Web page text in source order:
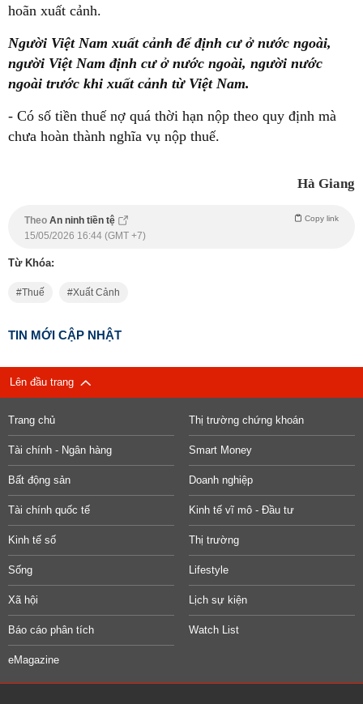
hoãn xuất cảnh.
Người Việt Nam xuất cảnh để định cư ở nước ngoài,
người Việt Nam định cư ở nước ngoài, người nước
ngoài trước khi xuất cảnh từ Việt Nam.
- Có số tiền thuế nợ quá thời hạn nộp theo quy định mà
chưa hoàn thành nghĩa vụ nộp thuế.
Hà Giang
Theo An ninh tiền tệ Copy link
15/05/2026 16:44 (GMT +7)
Từ Khóa:
Thuế Xuất Cảnh
TIN MỚI CẬP NHẬT
Lên đầu trang
Trang chủ Thị trường chứng khoán
Tài chính - Ngân hàng Smart Money
Bất động sản Doanh nghiệp
Tài chính quốc tế Kinh tế vĩ mô - Đầu tư
Kinh tế số Thị trường
Sống Lifestyle
Xã hội Lịch sự kiện
Báo cáo phân tích Watch List
eMagazine